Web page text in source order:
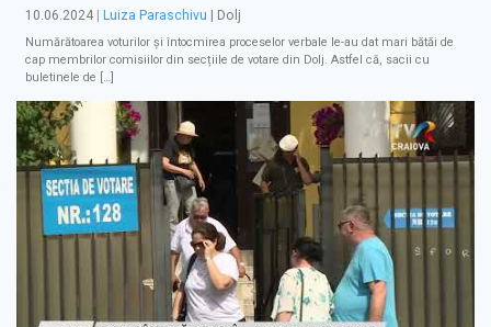
10.06.2024 Luiza Paraschivu | Dolj
Numărătoarea voturilor și întocmirea proceselor verbale le-au dat mari bătăi de
cap membrilor comisiilor din secțiile de votare din Dolj. Astfel că, sacii cu
buletinele de […]